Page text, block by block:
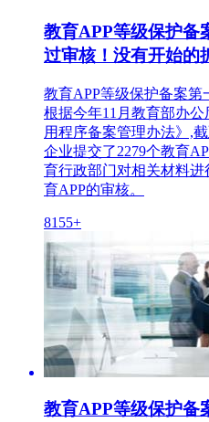
教育APP等级保护备
过审核！没有开始的
教育APP等级保护备案第
根据今年11月教育部办
用程序备案管理办法》,
企业提交了2279个教育
育行政部门对相关材料进
育APP的审核。
8155+
教育APP等级保护备